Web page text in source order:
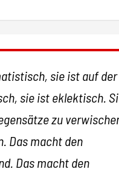
sie ist auf der
sie ist eklektisch.
zu
Das macht den
Das macht den